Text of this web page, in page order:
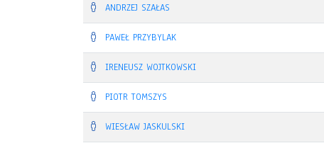
ANDRZEJ SZAŁAS
PAWEŁ PRZYBYLAK
IRENEUSZ WOJTKOWSKI
PIOTR TOMSZYS
WIESŁAW JASKULSKI